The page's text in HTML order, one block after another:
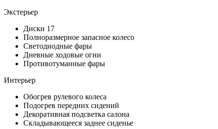
Экстерьер
Диски 17
Полноразмерное запасное колесо
Светодиодные фары
Дневные ходовые огни
Противотуманные фары
Интерьер
Обогрев рулевого колеса
Подогрев передних сидений
Декоративная подсветка салона
Складывающееся заднее сиденье